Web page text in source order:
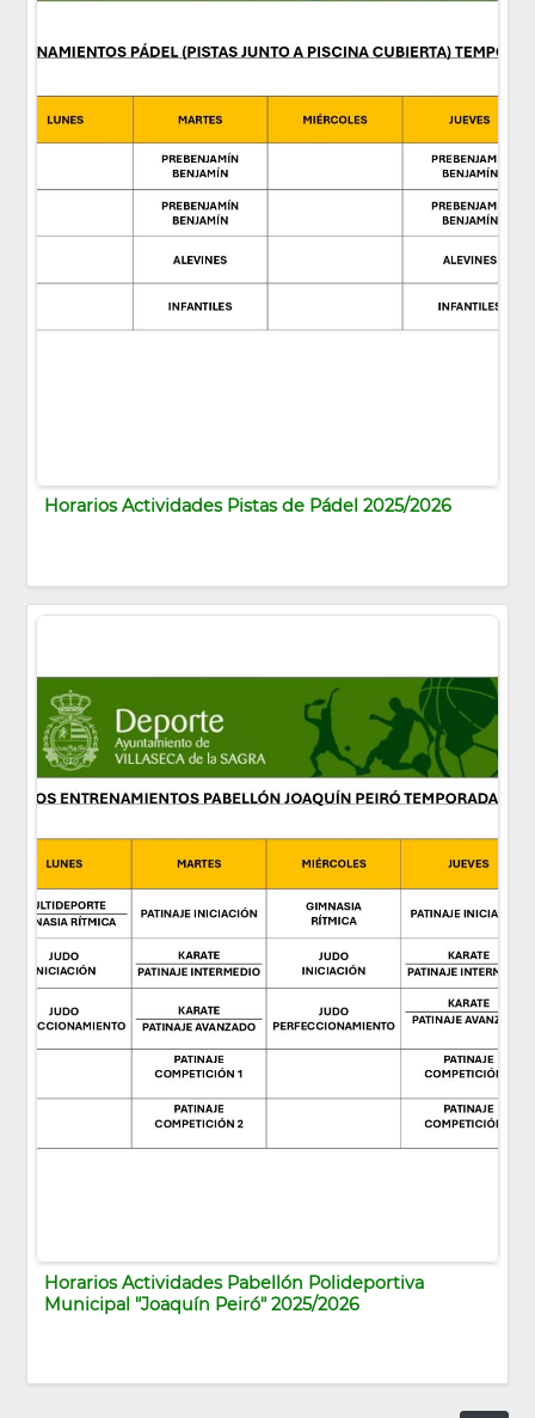
Horarios Actividades Pistas de Pádel 2025/2026
Horarios Actividades Pabellón Polideportiva
Municipal "Joaquín Peiró" 2025/2026